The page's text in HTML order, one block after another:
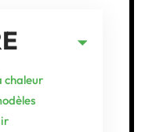
chaleur